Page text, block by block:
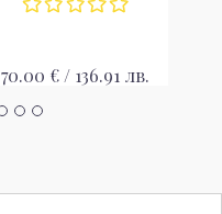
70.00 € / 136.91 лв.